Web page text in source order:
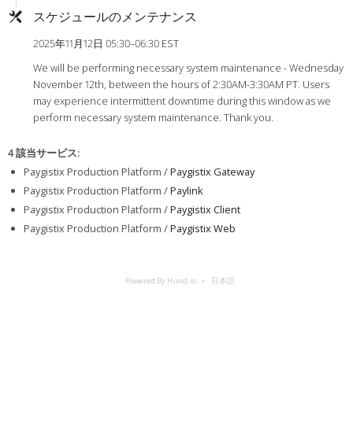
スケジュールのメンテナンス
2025年11月12日 05:30–06:30 EST
We will be performing necessary system maintenance - Wednesday
November 12th, between the hours of 2:30AM-3:30AM PT. Users
may experience intermittent downtime during this window as we
perform necessary system maintenance. Thank you.
4 該当サービス:
Paygistix Production Platform /Paygistix Gateway
Paygistix Production Platform /Paylink
Paygistix Production Platform /Paygistix Client
Paygistix Production Platform /Paygistix Web
Powered By Hund.io 日本語